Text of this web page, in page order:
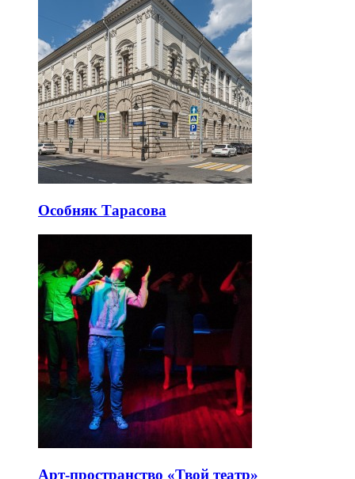
Особняк Тарасова
Арт-пространство «Твой театр»